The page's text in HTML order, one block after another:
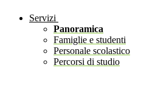
Servizi
Panoramica
Famiglie e studenti
Personale scolastico
Percorsi di studio